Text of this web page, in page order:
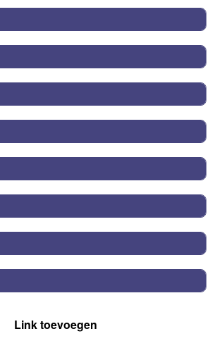
Link toevoegen